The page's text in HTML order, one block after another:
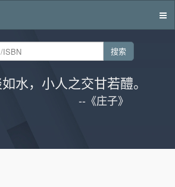
切
换
搜索
水，小人之交甘若醴。
--《庄子》